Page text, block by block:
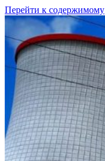
Перейти к содержимому